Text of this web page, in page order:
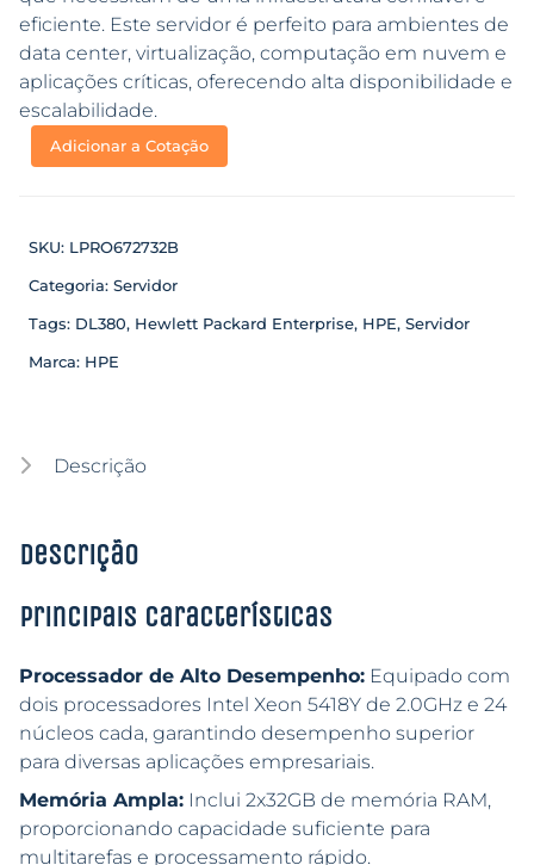
eficiente. Este servidor é perfeito para ambientes de
data center, virtualização, computação em nuvem e
aplicações críticas, oferecendo alta disponibilidade e
escalabilidade.
Adicionar a Cotação
SKU: LPRO672732B
Categoria: Servidor
Tags: DL380, Hewlett Packard Enterprise, HPE, Servidor
Marca: HPE
Descrição
Descrição
Principais características
Processador de Alto Desempenho: Equipado com
dois processadores Intel Xeon 5418Y de 2.0GHz e 24
núcleos cada, garantindo desempenho superior
para diversas aplicações empresariais.
Memória Ampla: Inclui 2x32GB de memória RAM,
proporcionando capacidade suficiente para
multitarefas e processamento rápido.